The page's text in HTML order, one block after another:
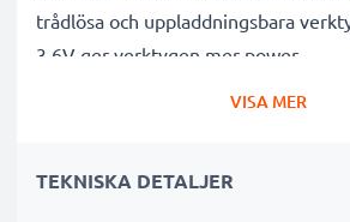
trådlösa och uppladdningsbara
3.6V ger verktygen mer power.
Batteriet är specifikt designat för
VISA MER
TEKNISKA DETALJER